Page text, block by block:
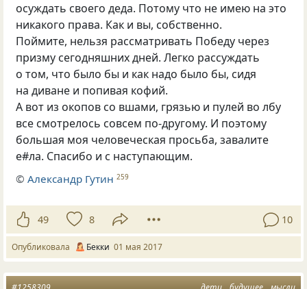
осуждать своего деда. Потому что не имею на это
никакого права. Как и вы, собственно.
Поймите, нельзя рассматривать Победу через
призму сегодняшних дней. Легко рассуждать
о том, что было бы и как надо было бы, сидя
на диване и попивая кофий.
А вот из окопов со вшами, грязью и пулей во лбу
все смотрелось совсем по-другому. И поэтому
большая моя человеческая просьба, завалите
е#ла. Спасибо и с наступающим.
©Александр Гутин 259
49 8 10
Опубликовала Бекки 01 мая 2017